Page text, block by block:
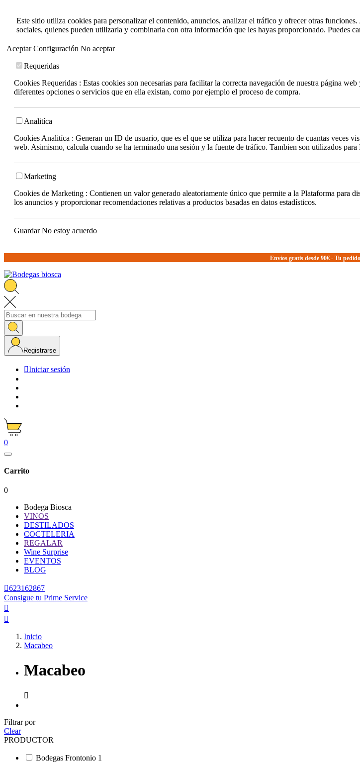
Este sitio utiliza cookies para personalizar el contenido, anuncios, analizar el tráfico y ofrecer otras
sociales, quienes pueden utilizarla y combinarla con otra información que les hayas proporcionado. Puedes
AceptarConfiguración No aceptar
Requeridas
Cookies Requeridas : Estas cookies son necesarias para facilitar la correcta navegación de nuestra página
diferentes opciones o servicios que en ella existan, como por ejemplo el proceso de compra.
Analitíca
Cookies Analitíca : Generan un ID de usuario, que es el que se utiliza para hacer recuento de cuantas veces
web. Asimismo, calcula cuando se ha terminado una sesión y la fuente de tráfico. Tambien son utilizados
Marketing
Cookies de Marketing : Contienen un valor generado aleatoriamente único que permite a la Plataforma para
los anuncios y proporcionar recomendaciones relativas a productos basadas en datos estadísticos.
GuardarNo estoy acuerdo
Envíos gratis desde 90€ - Tu
Registrarse
Iniciar sesión
0
Carrito
0
Bodega Biosca
VINOS
DESTILADOS
COCTELERIA
REGALAR
Wine Surprise
EVENTOS
BLOG
623162867
Consigue tu Prime Service


Inicio
Macabeo
Macabeo

Filtrar por
Clear
PRODUCTOR
Bodegas Frontonio 1